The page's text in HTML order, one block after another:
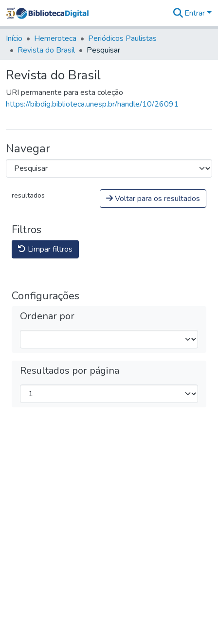
&
Coleções
Tudo na
Digital
Estatísticas
Entrar
Início Hemeroteca
Periódicos Paulistas
Revista do Brasil
Pesquisar
Revista do Brasil
URI permanente para esta coleção
https://bibdig.biblioteca.unesp.br/handle/10/26091
Navegar
resultados Voltar para os resultados
Filtros
Limpar filtros
Configurações
Ordenar por
Resultados por página